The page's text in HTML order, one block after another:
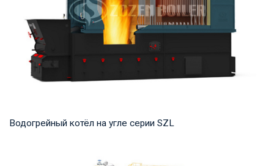
Водогрейный котёл на угле серии SZL